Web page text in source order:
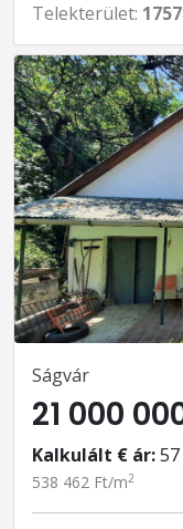
Telekterület:
Ságvár
21 000
Kalkulált € ár:
538 462 Ft/m2